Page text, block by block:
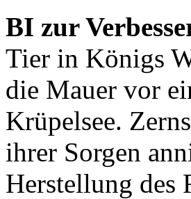
BI zur
Tier in Königs
die Mauer vor
Krüpelsee.
ihrer Sorgen
Herstellung